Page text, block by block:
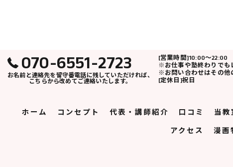
070-6551-2723
お名前と連絡先を留守番電話に残していただければ、
こちらから改めてご連絡いたします。
[営業時間]10:00～22:00
※お仕事や塾終わりでも
※お問い合わせはその他
[定休日]祝日
ホーム コンセプト 代表・講師紹介 口コミ 当教
アクセス 漫画